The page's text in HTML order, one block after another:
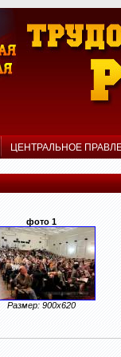
ЦЕНТРАЛЬНОЕ
фото 1
Размер: 900x620